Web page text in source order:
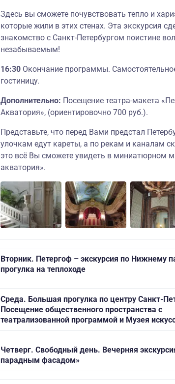
Здесь вы сможете почувствовать тепло и
которые жили в этих стенах. Эта экскурсия
знакомство с Санкт-Петербургом поистине
незабываемым!
16:30 Окончание программы.
гостиницу.
Дополнительно: Посещение театра-макета
Акватория», (ориентировочно 700 руб.).
Представьте, что перед Вами предстал
улочкам едут кареты, а по рекам и каналам
это всё Вы сможете увидеть в миниатюрном
акватория».
Вторник. Петергоф – экскурсия по Нижнему
прогулка на теплоходе
Среда. Большая прогулка по центру Санкт-
Посещение общественного пространства с
театрализованной программой и Музея
Четверг. Свободный день. Вечерняя
парадным фасадом»